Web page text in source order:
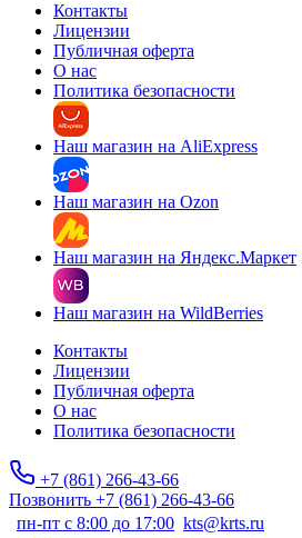
Контакты
Лицензии
Публичная оферта
О нас
Политика безопасности
Наш магазин на AliExpress
Наш магазин на Ozon
Наш магазин на Яндекс.Маркет
Наш магазин на WildBerries
Контакты
Лицензии
Публичная оферта
О нас
Политика безопасности
+7 (861) 266-43-66
Позвонить +7 (861) 266-43-66
пн-пт с 8:00 до 17:00 kts@krts.ru